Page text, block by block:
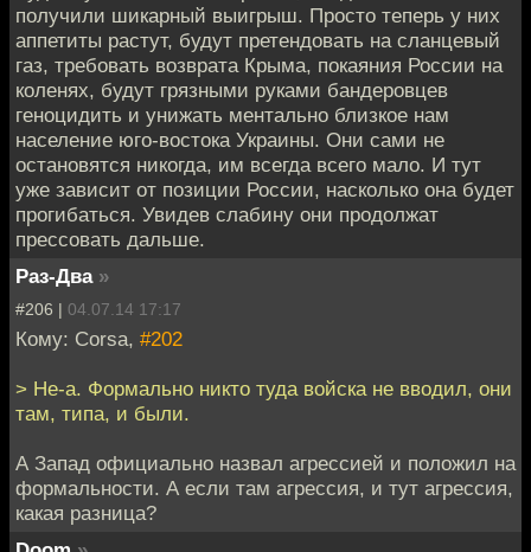
получили шикарный выигрыш. Просто теперь у них
аппетиты растут, будут претендовать на сланцевый
газ, требовать возврата Крыма, покаяния России на
коленях, будут грязными руками бандеровцев
геноцидить и унижать ментально близкое нам
население юго-востока Украины. Они сами не
остановятся никогда, им всегда всего мало. И тут
уже зависит от позиции России, насколько она будет
прогибаться. Увидев слабину они продолжат
прессовать дальше.
Раз-Два »
#206 | 04.07.14 17:17
Кому: Corsa, #202
> Не-а. Формально никто туда войска не вводил, они
там, типа, и были.
А Запад официально назвал агрессией и положил на
формальности. А если там агрессия, и тут агрессия,
какая разница?